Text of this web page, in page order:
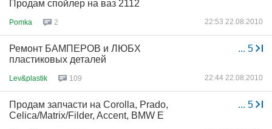
Продам спойлер на ваз 2112
Pomka 2 22:53 22.08.2010
... 5
Ремонт БАМПЕРОВ и ЛЮБХ
пластиковых деталей
Lev&plastik 109 22:44 22.08.2010
... 5
Продам запчасти на Corolla, Prado,
Celica/Matrix/Filder, Accent, BMW E